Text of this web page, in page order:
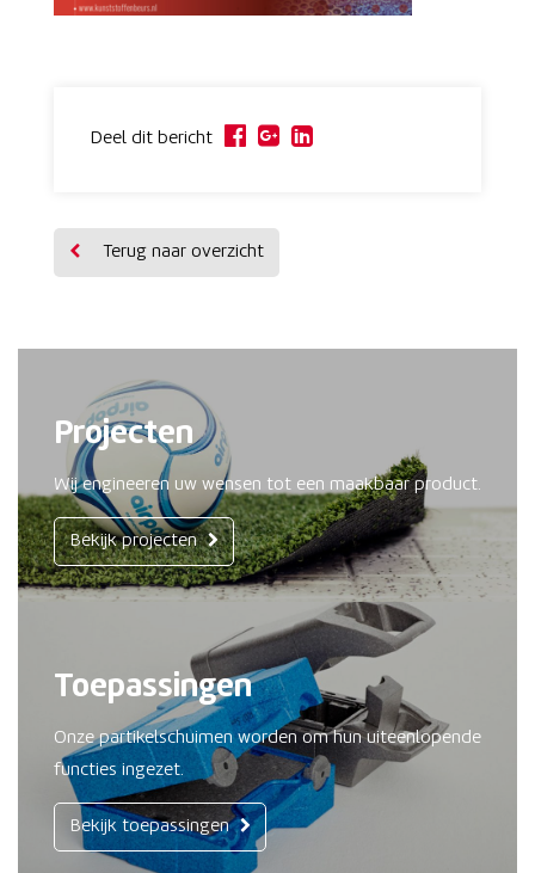
Deel dit bericht
Terug naar overzicht
Projecten
Wij engineeren uw wensen tot een maakbaar product.
Bekijk projecten
Toepassingen
Onze partikelschuimen worden om hun uiteenlopende
functies ingezet.
Bekijk toepassingen